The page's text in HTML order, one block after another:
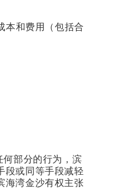
本和费用（包括合
何部分的行为，滨
段或同等手段减轻
海湾金沙有权主张